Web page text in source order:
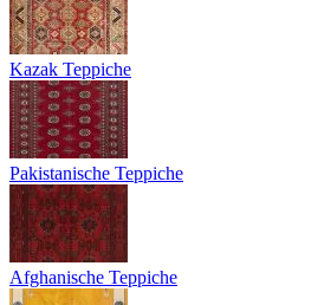
Kazak Teppiche
Pakistanische Teppiche
Afghanische Teppiche